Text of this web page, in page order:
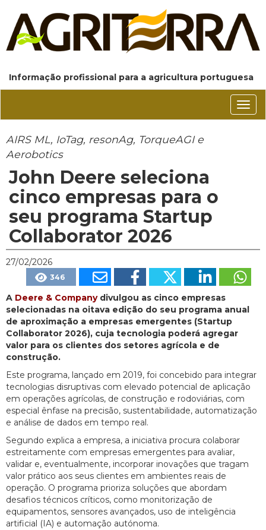
Informação profissional para a agricultura portuguesa
AIRS ML, IoTag, resonAg, TorqueAGI e
Aerobotics
John Deere seleciona
cinco empresas para o
seu programa Startup
Collaborator 2026
27/02/2026
346
A Deere & Companydivulgou as cinco empresas
selecionadas na oitava edição do seu programa anual
de aproximação a empresas emergentes (Startup
Collaborator 2026), cuja tecnologia poderá agregar
valor para os clientes dos setores agrícola e de
construção.
Este programa, lançado em 2019, foi concebido para integrar
tecnologias disruptivas com elevado potencial de aplicação
em operações agrícolas, de construção e rodoviárias, com
especial ênfase na precisão, sustentabilidade, automatização
e análise de dados em tempo real.
Segundo explica a empresa, a iniciativa procura colaborar
estreitamente com empresas emergentes para avaliar,
validar e, eventualmente, incorporar inovações que tragam
valor prático aos seus clientes em ambientes reais de
operação. O programa prioriza soluções que abordam
desafios técnicos críticos, como monitorização de
equipamentos, sensores avançados, uso de inteligência
artificial (IA) e automação autónoma.